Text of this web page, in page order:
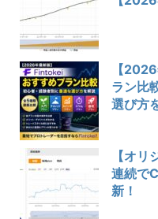
【
ラン比
選び方
【オ
連続で
新！